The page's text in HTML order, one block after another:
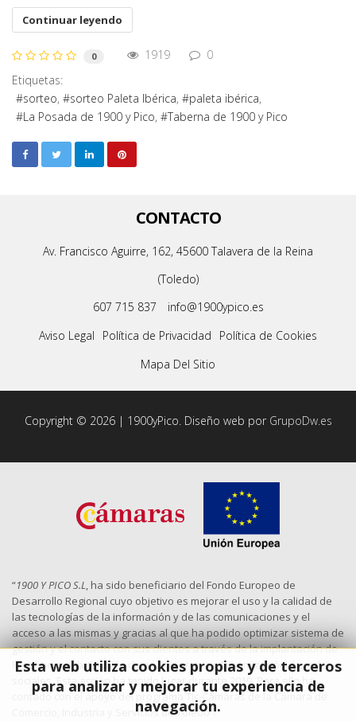
Continuar leyendo
0 1919
0
Etiquetas:
sorteo
sorteo Paleta Ibérica
paleta ibérica
La Posada de 1900 y Pico
Taberna de 1900 y Pico
CONTACTO
Av. Francisco Aguirre, 162, 45600 Talavera de la Reina
(Toledo)
607 715 837
info@1900ypico.es
Aviso Legal
Política de Privacidad
Política de Cookies
Mapa Del Sitio
Copyright © 2026 | 1900yPico. Diseño web por GrupoDw.es
“1900 Y PICO S.L, ha sido beneficiario del Fondo Europeo de
Desarrollo Regional cuyo objetivo es mejorar el uso y la calidad de
las tecnologías de la información y de las comunicaciones y el
acceso a las mismas y gracias al que ha podido optimizar sistema de
gestión y el contacto con sus clientes a través de la implantación de
Presencia web a través de página propia y Dinamización de redes
sociales. Esta acción ha tenido lugar durante 2019. Para ello ha
contado con el apoyo del programa Tic-Cámaras de la Cámara de
Comercio, Industria y Servicios de Toledo”.
Esta web utiliza cookies propias y de terceros
para analizar y mejorar tu experiencia de
navegación.